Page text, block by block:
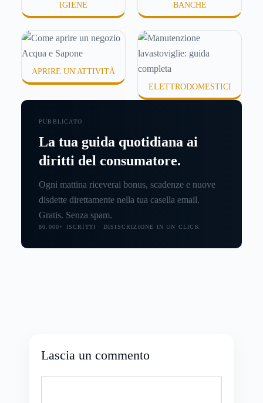
IGIENE BANCHE
APRIRE UN'ATTIVITÀ
ELETTRODOMESTICI
PUBBLICATO
La tua guida quotidiana ai
diritti del consumatore.
Ogni mattina riceverai bonus, scadenze e nuove
disdette direttamente nella tua casella email.
Gratis. Senza spam.
80.000+ ISCRITTI · DISISCRIZIONE IN UN CLICK
Lascia un commento